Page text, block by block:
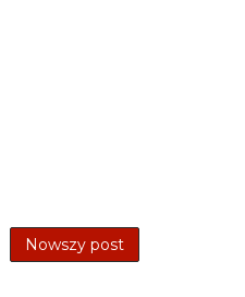
Nowszy post